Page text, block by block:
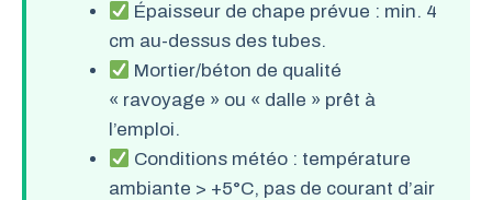
Épaisseur de chape prévue : min. 4
cm au-dessus des tubes.
Mortier/béton de qualité
« ravoyage » ou « dalle » prêt à
l’emploi.
Conditions météo : température
ambiante > +5°C, pas de courant d’air